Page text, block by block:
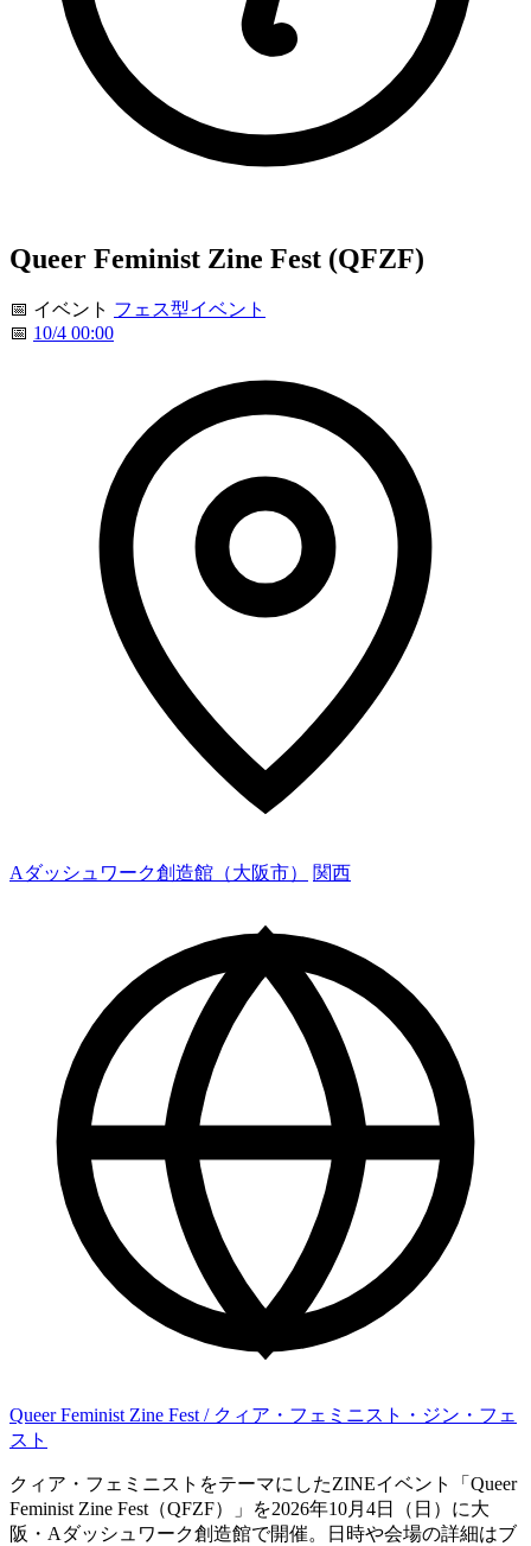
Queer Feminist Zine Fest (QFZF)
📅 イベント フェス型イベント
📅 10/4 00:00
Aダッシュワーク創造館（大阪市） 関西
Queer Feminist Zine Fest / クィア・フェミニスト・ジン・フェ
スト
クィア・フェミニストをテーマにしたZINEイベント「Queer
Feminist Zine Fest（QFZF）」を2026年10月4日（日）に大
阪・Aダッシュワーク創造館で開催。日時や会場の詳細はブ